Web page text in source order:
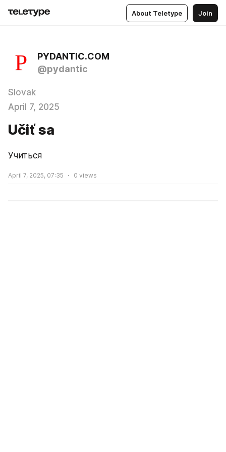
About Teletype Join
PYDANTIC.COM
@pydantic
Slovak
April 7, 2025
Učiť sa
Учиться
April 7, 2025, 07:35 0 views